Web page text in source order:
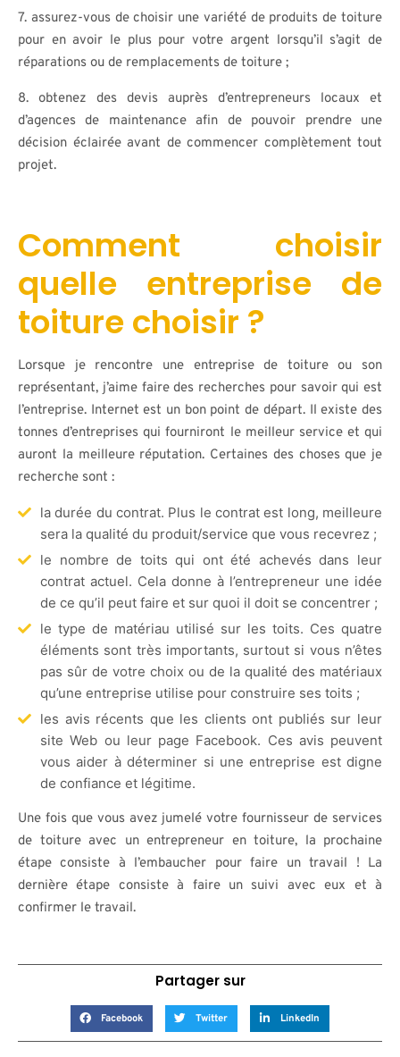
7. assurez-vous de choisir une variété de produits de toiture
pour en avoir le plus pour votre argent lorsqu’il s’agit de
réparations ou de remplacements de toiture ;
8. obtenez des devis auprès d’entrepreneurs locaux et
d’agences de maintenance afin de pouvoir prendre une
décision éclairée avant de commencer complètement tout
projet.
Comment choisir
quelle entreprise de
toiture choisir ?
Lorsque je rencontre une entreprise de toiture ou son
représentant, j’aime faire des recherches pour savoir qui est
l’entreprise. Internet est un bon point de départ. Il existe des
tonnes d’entreprises qui fourniront le meilleur service et qui
auront la meilleure réputation. Certaines des choses que je
recherche sont :
la durée du contrat. Plus le contrat est long, meilleure
sera la qualité du produit/service que vous recevrez ;
le nombre de toits qui ont été achevés dans leur
contrat actuel. Cela donne à l’entrepreneur une idée
de ce qu’il peut faire et sur quoi il doit se concentrer ;
le type de matériau utilisé sur les toits. Ces quatre
éléments sont très importants, surtout si vous n’êtes
pas sûr de votre choix ou de la qualité des matériaux
qu’une entreprise utilise pour construire ses toits ;
les avis récents que les clients ont publiés sur leur
site Web ou leur page Facebook. Ces avis peuvent
vous aider à déterminer si une entreprise est digne
de confiance et légitime.
Une fois que vous avez jumelé votre fournisseur de services
de toiture avec un entrepreneur en toiture, la prochaine
étape consiste à l’embaucher pour faire un travail ! La
dernière étape consiste à faire un suivi avec eux et à
confirmer le travail.
Partager sur
Facebook Twitter LinkedIn